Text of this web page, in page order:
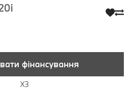
фінансування
X3